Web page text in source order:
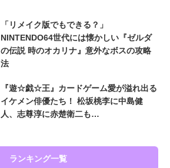
「リメイク版でもできる？」
NINTENDO64世代には懐かしい『ゼルダ
の伝説 時のオカリナ』意外なボスの攻略
法
『遊☆戯☆王』カードゲーム愛が溢れ出る
イケメン俳優たち！ 松坂桃李に中島健
人、志尊淳に赤楚衛二も…
ランキング一覧